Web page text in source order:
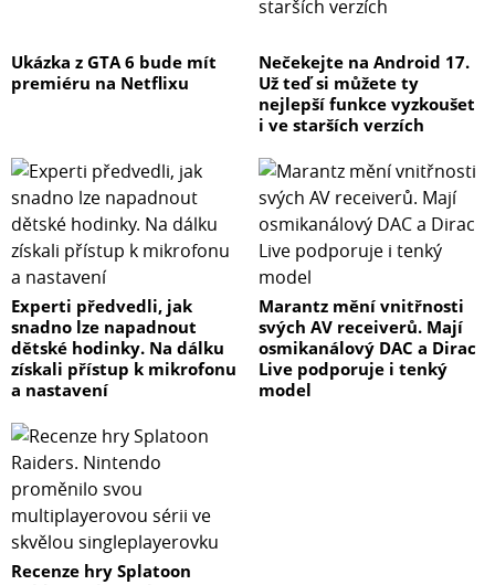
Ukázka z GTA 6 bude mít
premiéru na Netflixu
Nečekejte na Android 17.
Už teď si můžete ty
nejlepší funkce vyzkoušet
i ve starších verzích
Experti předvedli, jak
snadno lze napadnout
dětské hodinky. Na dálku
získali přístup k mikrofonu
a nastavení
Marantz mění vnitřnosti
svých AV receiverů. Mají
osmikanálový DAC a Dirac
Live podporuje i tenký
model
Recenze hry Splatoon